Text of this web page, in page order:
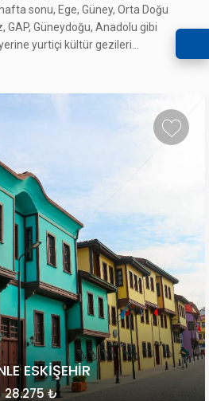
sonu, Ege, Güney, Orta Doğu
GAP, Güneydoğu, Anadolu gibi
yurtiçi kültür gezileri...
GEZİSİ